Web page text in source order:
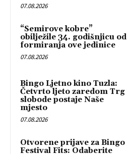
07.08.2026
“Semirove kobre”
obilježile 34. godišnjicu od
formiranja ove jedinice
07.08.2026
Bingo Ljetno kino Tuzla:
Četvrto ljeto zaredom Trg
slobode postaje Naše
mjesto
07.08.2026
Otvorene prijave za Bingo
Festival Fits: Odaberite